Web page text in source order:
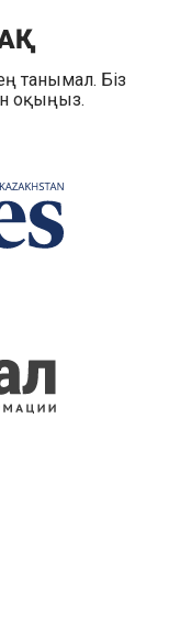
танымал. Біз
оқыңыз.